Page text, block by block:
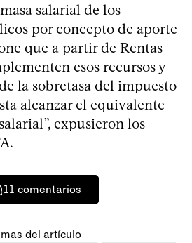
salarial de los
por concepto de aporte
que a partir de Rentas
esos recursos y
la sobretasa del impuesto
alcanzar el equivalente
expusieron los
11 comentarios
del artículo